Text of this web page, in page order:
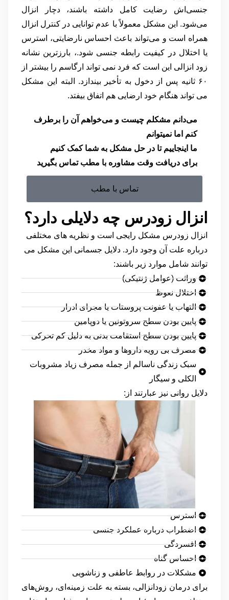
جنسی‌اش رضایت کامل داشته باشند، دچار انزال
می‌شود. این مشکل معمولاً با عدم توانایی در کنترل انزال
همراه است و می‌تواند باعث احساس نارضایتی، استرس
یا اختلال در کیفیت رابطه جنسی شود.، بارزترین نشانه
زود انزالی این است که فرد نمی تواند ارگاسم را بیشتر از
۶۰ ثانیه پس از دخول به تأخیر بیندازد. البته این مشکل
می تواند هنگام خود ارضایی هم اتفاق بیفتد.
می‌دانم مشکلم چیست و می‌خواهم آن را برطرف
کنم‌ اما نمیتوانم
ما اینجاییم تا در حل مشکل به شما کمک کنیم
برای دریافت وقت مشاوره با مطب تماس بگیرید
تماس با مطب
انزال زودرس چه دلایلی دارد؟
انزال زودرس مشکل رایجی است و نظریه های مختلفی
درباره علت آن وجود دارد. دلایل جسمانی این مشکل می
توانند شامل موارد زیر باشند:
وراثت (عوامل ژنتیکی)
اختلال نعوظ
التهاب یا عفونت پروستات یا مجرای ادرار
پایین بودن سطح سروتونین یا دوپامین
پایین بودن سطح استقامت بدنی به دلیل کم تحرکی
مصرف بی رویه داروها و مواد مخدر
سبک زندگی ناسالم از جمله مصرف زیاد مشروبات
الکلی و سیگار
دلایل روانی نیز عبارتند از:
استرس
اضطراب درباره عملکرد جنسی
افسردگی
احساس گناه
مشکلات در روابط عاطفی و زناشویی
برای درمان زودانزالی، بسته به علت زمینه‌ای، روش‌های